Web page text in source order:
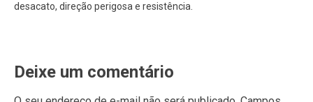
desacato, direção perigosa e resistência.
Deixe um comentário